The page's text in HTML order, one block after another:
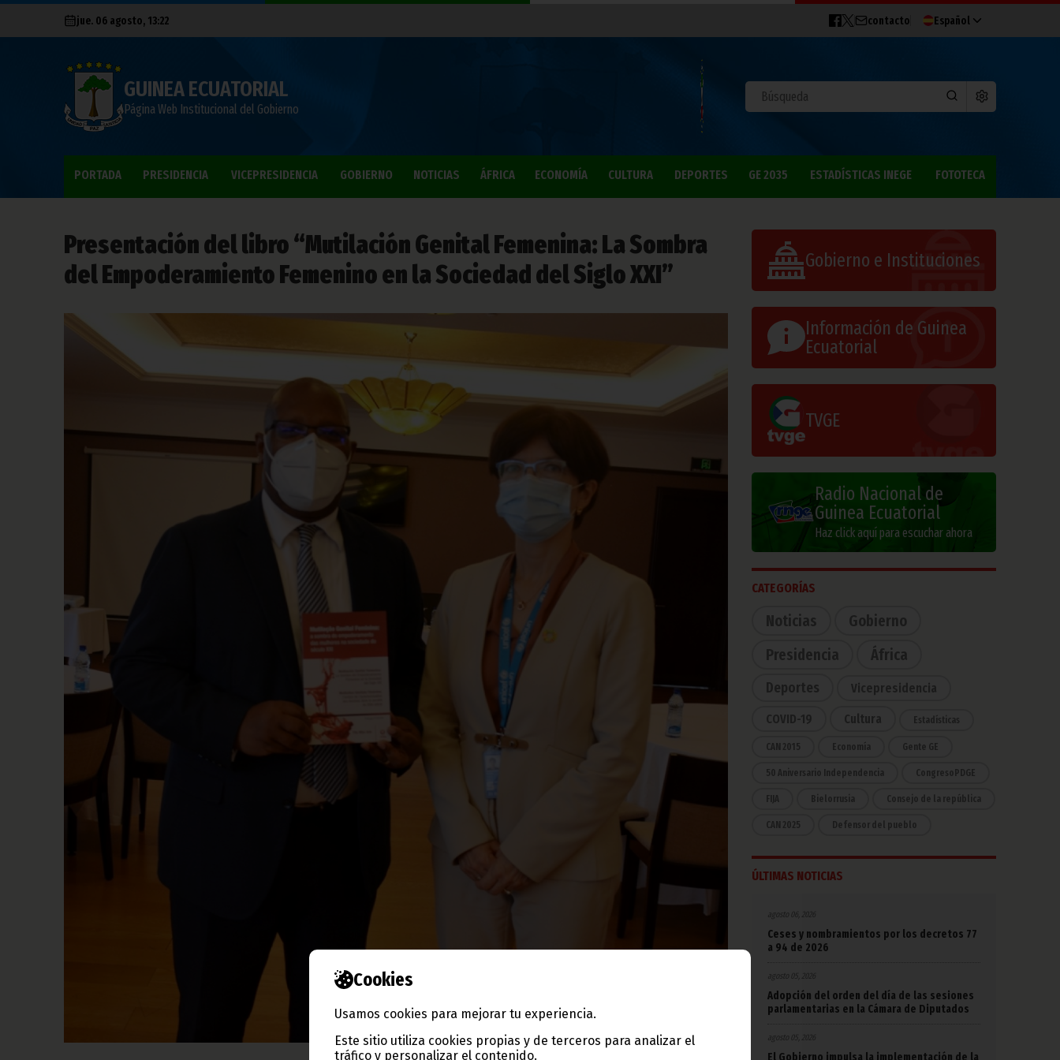
Cookies
Usamos cookies para mejorar tu experiencia.
Este sitio utiliza cookies propias y de terceros para analizar el
tráfico y personalizar el contenido.
jue. 06 agosto, 13:22 contacto Español
GUINEA ECUATORIAL
Página Web Institucional del Gobierno
PORTADA PRESIDENCIA VICEPRESIDENCIA GOBIERNO NOTICIAS ÁFRICA ECONOMÍA CULTURA DEPORTES GE 2035 ESTADÍSTICAS INEGE FOTOTECA
Presentación del libro “Mutilación Genital Femenina: La Sombra
del Empoderamiento Femenino en la Sociedad del Siglo XXI”
Gobierno e Instituciones
Información de Guinea
Ecuatorial
TVGE
Radio Nacional de
Guinea Ecuatorial
Haz click aquí para escuchar ahora
CATEGORÍAS
Noticias
Gobierno
Presidencia
África
Deportes Vicepresidencia
COVID-19 Cultura Estadísticas
CAN 2015 Economía Gente GE
50 Aniversario Independencia CongresoPDGE
FIJA Bielorrusia Consejo de la república
CAN 2025 Defensor del pueblo
ÚLTIMAS NOTICIAS
agosto 06, 2026
Ceses y nombramientos por los decretos 77
a 94 de 2026
agosto 05, 2026
Adopción del orden del día de las sesiones
parlamentarias en la Cámara de Diputados
agosto 05, 2026
El Gobierno impulsa la implementación de la